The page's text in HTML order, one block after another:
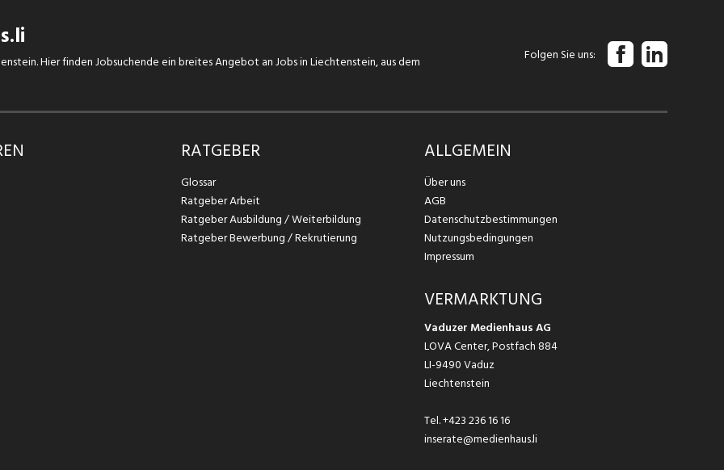
Hier finden Jobsuchende ein breites Angebot an Jobs in Liechtenstein, aus dem
Folgen Sie uns
RATGEBER
Glossar
Ratgeber Arbeit
Ratgeber Ausbildung / Weiterbildung
Ratgeber Bewerbung / Rekrutierung
ALLGEMEIN
Über uns
AGB
Datenschutzbestimmungen
Nutzungsbedingungen
Impressum
VERMARKTUNG
Vaduzer Medienhaus AG
LOVA Center, Postfach 884
LI-9490 Vaduz
Liechtenstein
Tel.+423 236 16 16
inserate@medienhaus.li